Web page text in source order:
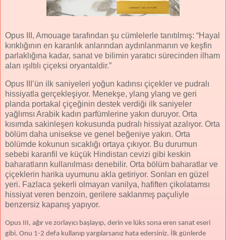
Opus III, Amouage tarafından şu cümlelerle tanıtılmış: “Hayal
kırıklığının en karanlık anlarından aydınlanmanın ve keşfin
parlaklığına kadar, sanat ve bilimin yaratıcı sürecinden ilham
alan ışıltılı çiçeksi oryantaldir.”
Opus III’ün ilk saniyeleri yoğun kadınsı çiçekler ve pudralı
hissiyatla gerçekleşiyor. Menekşe, ylang ylang ve geri
planda portakal çiçeğinin destek verdiği ilk saniyeler
yağlımsı Arabik kadın parfümlerine yakın duruyor. Orta
kısımda sakinleşen kokusunda pudralı hissiyat azalıyor. Orta
bölüm daha unisekse ve genel beğeniye yakın. Orta
bölümde kokunun sıcaklığı ortaya çıkıyor. Bu durumun
sebebi karanfil ve küçük Hindistan cevizi gibi keskin
baharatların kullanılması denebilir. Orta bölüm baharatlar ve
çiçeklerin harika uyumunu akla getiriyor. Sonları en güzel
yeri. Fazlaca şekerli olmayan vanilya, hafiften çikolatamsı
hissiyat veren benzoin, gerilere saklanmış paçuliyle
benzersiz kapanış yapıyor.
Opus III, ağır ve zorlayıcı başlayıp, derin ve lüks sona eren sanat eseri
gibi. Onu 1-2 defa kullanıp yargılarsanız hata edersiniz. İlk günlerde